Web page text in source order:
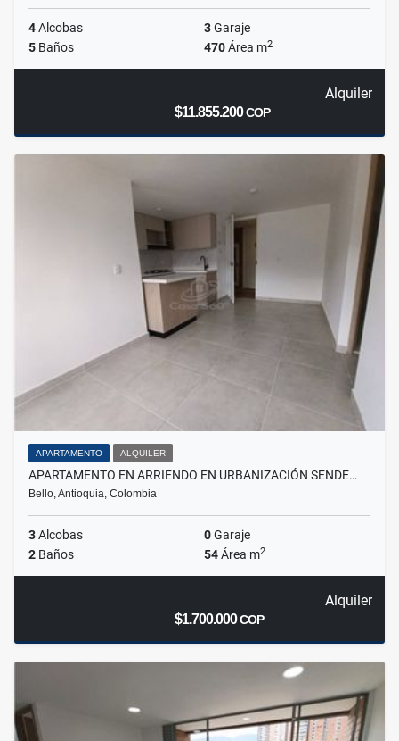
4Alcobas 3Garaje
5 Baños 470Área m2
Alquiler
$11.855.200COP
APARTAMENTO ALQUILER
APARTAMENTO EN ARRIENDO EN URBANIZACIÓN SENDE…
Bello, Antioquia, Colombia
3Alcobas 0Garaje
2 Baños 54Área m2
Alquiler
$1.700.000COP